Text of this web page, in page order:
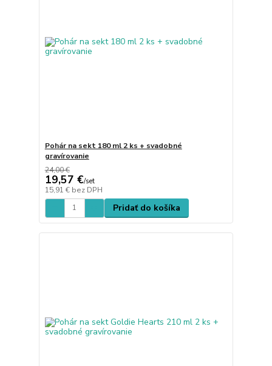
Pohár na sekt 180 ml 2 ks + svadobné
gravírovanie
24,00 €
19,57 €/set
15,91 € bez DPH
Pridať do košíka